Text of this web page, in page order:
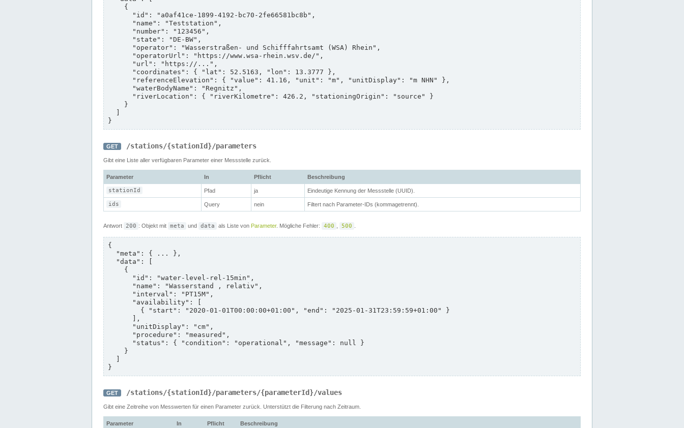
}
GET /stations/{stationId}/parameters
Gibt eine Liste aller verfügbaren Parameter einer Messstelle zurück.
Parameter In Pflicht Beschreibung
stationId Pfad ja Eindeutige Kennung der Messstelle (UUID).
ids Query nein Filtert nach Parameter-IDs (kommagetrennt).
Antwort 200 : Objekt mit meta und data als Liste von Parameter. Mögliche Fehler: 400 500
{
}
GET /stations/{stationId}/parameters/{parameterId}/values
Gibt eine Zeitreihe von Messwerten für einen Parameter zurück. Unterstützt die Filterung nach Zeitraum.
Parameter In Pflicht Beschreibung